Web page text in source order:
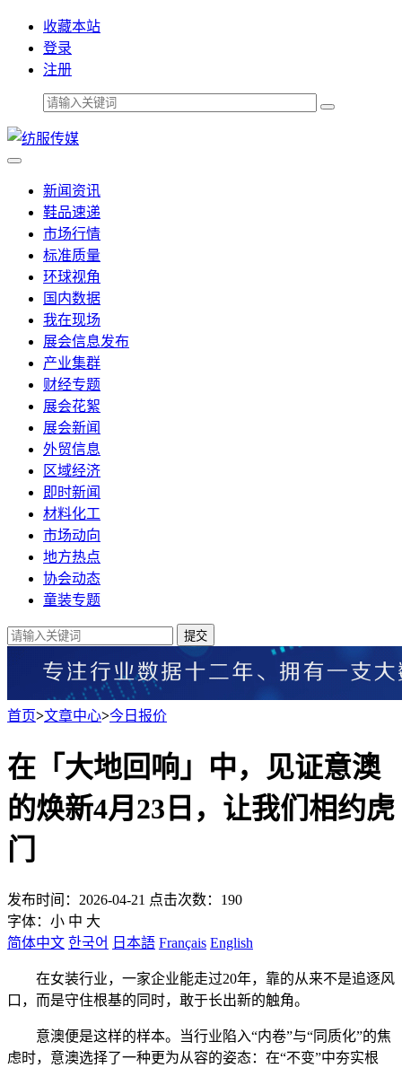
收藏本站
登录
注册
新闻资讯
鞋品速递
市场行情
标准质量
环球视角
国内数据
我在现场
展会信息发布
产业集群
财经专题
展会花絮
展会新闻
外贸信息
区域经济
即时新闻
材料化工
市场动向
地方热点
协会动态
童装专题
提交
首页>文章中心>今日报价
在「大地回响」中，见证意澳
的焕新4月23日，让我们相约虎
门
发布时间：2026-04-21 点击次数：190
字体： 小 中 大
简体中文 한국어 日本語 Français English
在女装行业，一家企业能走过20年，靠的从来不是追逐风
口，而是守住根基的同时，敢于长出新的触角。
意澳便是这样的样本。当行业陷入“内卷”与“同质化”的焦
虑时，意澳选择了一种更为从容的姿态：在“不变”中夯实根